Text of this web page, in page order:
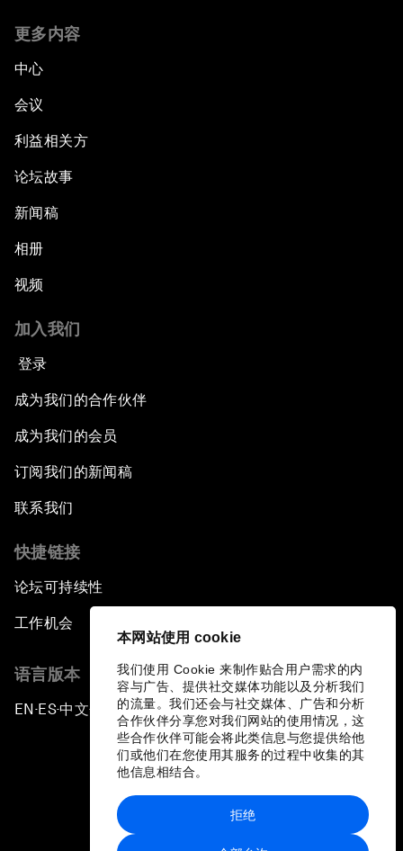
本网站使用 cookie
我们使用 Cookie 来制作贴合用户需求的内
容与广告、提供社交媒体功能以及分析我们
的流量。我们还会与社交媒体、广告和分析
合作伙伴分享您对我们网站的使用情况，这
些合作伙伴可能会将此类信息与您提供给他
们或他们在您使用其服务的过程中收集的其
他信息相结合。
拒绝
更多内容
中心
会议
利益相关方
论坛故事
新闻稿
相册
视频
加入我们
登录
成为我们的合作伙伴
成为我们的会员
订阅我们的新闻稿
联系我们
快捷链接
论坛可持续性
工作机会
语言版本
EN ▪ ES▪中文▪ 日本語